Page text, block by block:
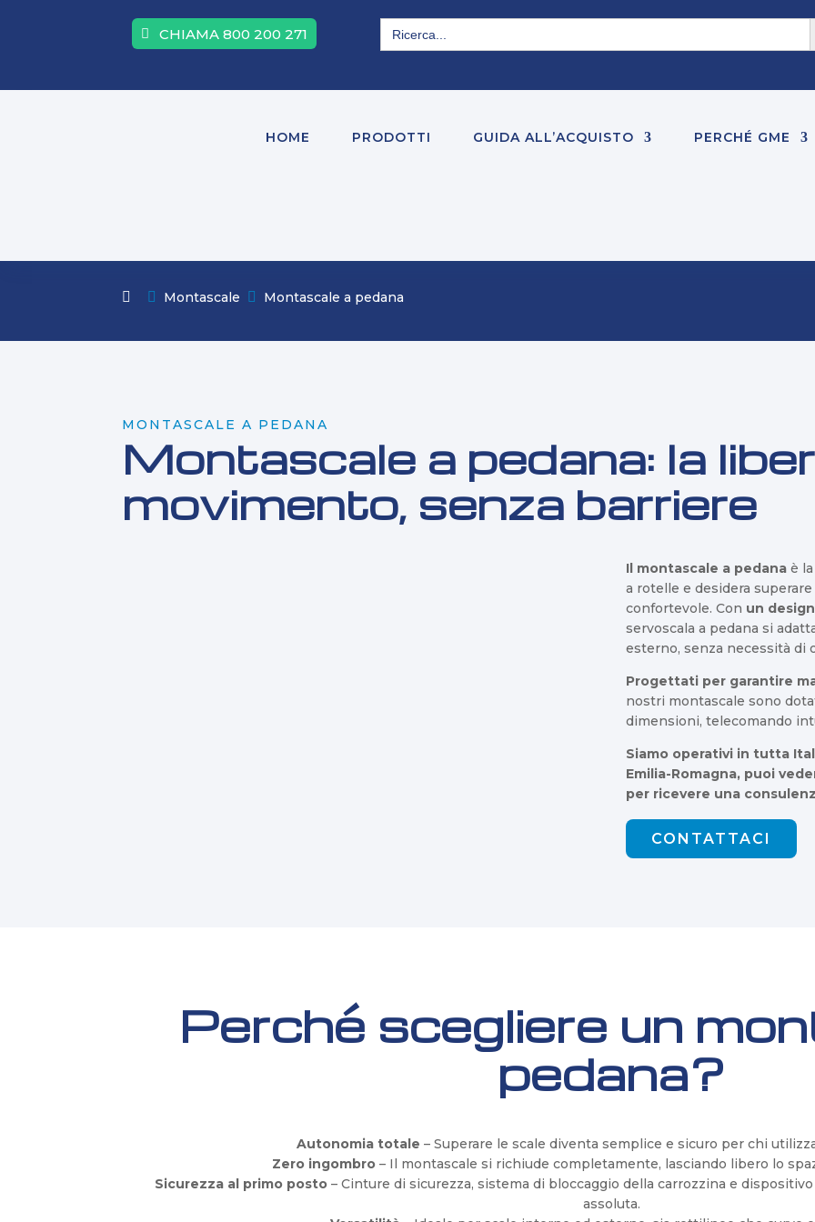
CHIAMA 800 200 271
Search
for:
HOME PRODOTTI GUIDA ALL’ACQUISTO PERCHÉ GME
 Montascale  Montascale a pedana
MONTASCALE A PEDANA
Montascale a pedana: la
movimento, senza barriere
Il montascale a pedana è
a rotelle e desidera
confortevole. Con un
servoscala a pedana si
esterno, senza necessità di
Progettati per garantire
nostri montascale sono
dimensioni, telecomando
Siamo operativi in tutta
Emilia-Romagna, puoi
per ricevere una
CONTATTACI
Perché scegliere un
pedana?
Autonomia totale – Superare le scale diventa semplice e sicuro per chi
Zero ingombro– Il montascale si richiude completamente, lasciando libero lo
Sicurezza al primo posto – Cinture di sicurezza, sistema di bloccaggio della carrozzina e
assoluta.